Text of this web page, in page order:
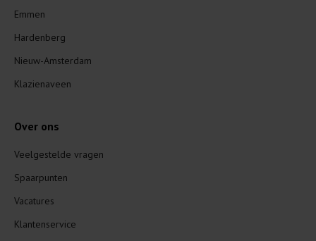
Emmen
Hardenberg
Nieuw-Amsterdam
Klazienaveen
Over ons
Veelgestelde vragen
Spaarpunten
Vacatures
Klantenservice